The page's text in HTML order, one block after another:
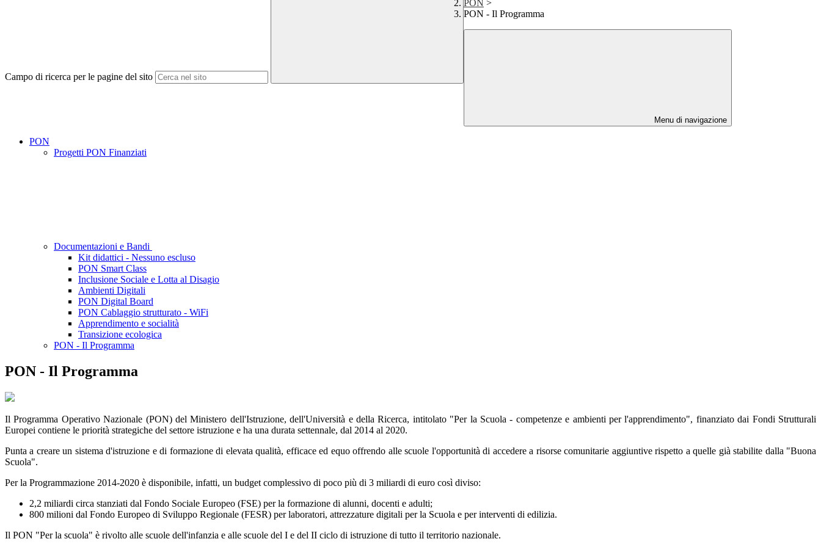
Campo di ricerca per le pagine del sito
PON >
PON - Il Programma
Menu di navigazione
PON
Progetti PON Finanziati
Documentazioni e Bandi
Kit didattici - Nessuno escluso
PON Smart Class
Inclusione Sociale e Lotta al Disagio
Ambienti Digitali
PON Digital Board
PON Cablaggio strutturato - WiFi
Apprendimento e socialità
Transizione ecologica
PON - Il Programma
PON - Il Programma
Il Programma Operativo Nazionale (PON) del Ministero dell'Istruzione, dell'Università e della Ricerca, intitolato "Per la Scuola - competenze e ambienti per l'apprendimento", finanziato dai Fondi Strutturali
Europei contiene le priorità strategiche del settore istruzione e ha una durata settennale, dal 2014 al 2020.
Punta a creare un sistema d'istruzione e di formazione di elevata qualità, efficace ed equo offrendo alle scuole l'opportunità di accedere a risorse comunitarie aggiuntive rispetto a quelle già stabilite dalla "Buona
Scuola".
Per la Programmazione 2014-2020 è disponibile, infatti, un budget complessivo di poco più di 3 miliardi di euro così diviso:
2,2 miliardi circa stanziati dal Fondo Sociale Europeo (FSE) per la formazione di alunni, docenti e adulti;
800 milioni dal Fondo Europeo di Sviluppo Regionale (FESR) per laboratori, attrezzature digitali per la Scuola e per interventi di edilizia.
Il PON "Per la scuola" è rivolto alle scuole dell'infanzia e alle scuole del I e del II ciclo di istruzione di tutto il territorio nazionale.